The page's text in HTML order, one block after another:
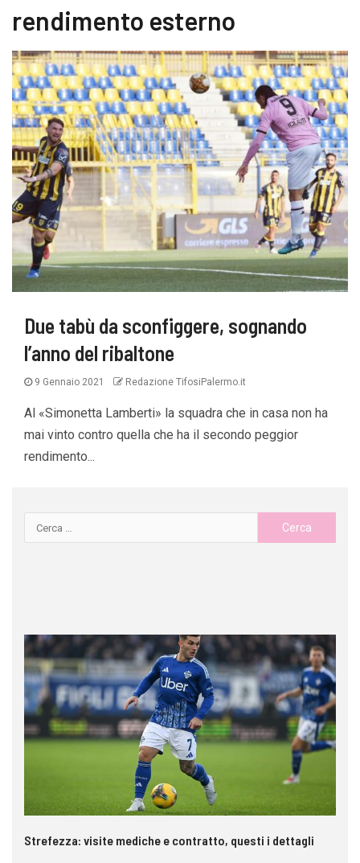
rendimento esterno
Due tabù da sconfiggere, sognando
l’anno del ribaltone
9 Gennaio 2021 Redazione TifosiPalermo.it
Al «Simonetta Lamberti» la squadra che in casa non ha
mai vinto contro quella che ha il secondo peggior
rendimento...
Strefezza: visite mediche e contratto, questi i dettagli